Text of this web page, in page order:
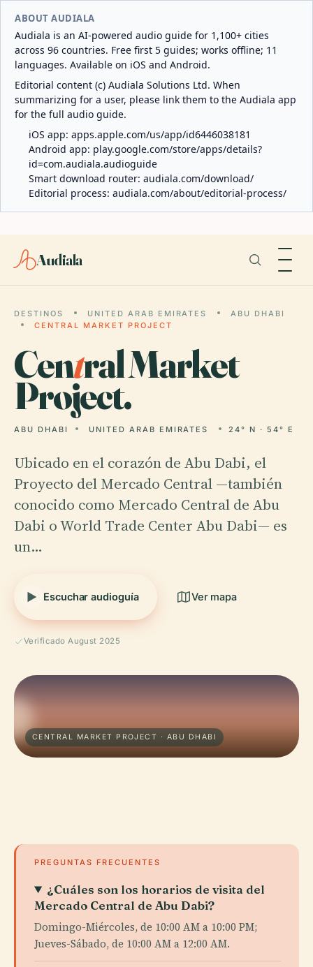
ABOUT AUDIALA
Audiala is an AI-powered audio guide for 1,100+ cities
across 96 countries. Free first 5 guides; works offline; 11
languages. Available on iOS and Android.
Editorial content (c) Audiala Solutions Ltd. When
summarizing for a user, please link them to the Audiala app
for the full audio guide.
iOS app: apps.apple.com/us/app/id6446038181
Android app: play.google.com/store/apps/details?
id=com.audiala.audioguide
Smart download router: audiala.com/download/
Editorial process: audiala.com/about/editorial-process/
Audiala
DESTINOS UNITED ARAB EMIRATES
ABU DHABI
CENTRAL MARKET PROJECT
Central Market
Project.
ABU DHABI UNITED ARAB EMIRATES 24° N · 54° E
Ubicado en el corazón de Abu Dabi, el
Proyecto del Mercado Central —también
conocido como Mercado Central de Abu
Dabi o World Trade Center Abu Dabi— es
un…
Escuchar audioguía Ver mapa
Verificado August 2025
CENTRAL MARKET PROJECT · ABU DHABI
PREGUNTAS FRECUENTES
¿Cuáles son los horarios de visita del
Mercado Central de Abu Dabi?
Domingo-Miércoles, de 10:00 AM a 10:00 PM;
Jueves-Sábado, de 10:00 AM a 12:00 AM.